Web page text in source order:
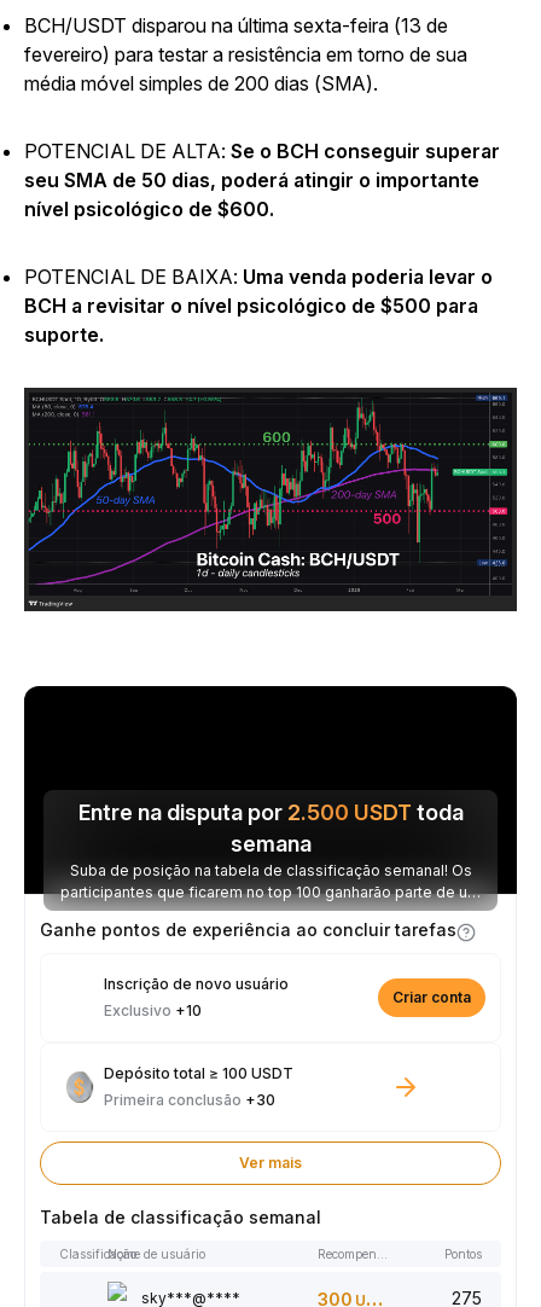
BCH/USDT disparou na última sexta-feira (13 de
fevereiro) para testar a resistência em torno de sua
média móvel simples de 200 dias (SMA).
POTENCIAL DE ALTA: Se o BCH conseguir superar
seu SMA de 50 dias, poderá atingir o importante
nível psicológico de $600.
POTENCIAL DE BAIXA: Uma venda poderia levar o
BCH a revisitar o nível psicológico de $500 para
suporte.
Entre na disputa por 2.500 USDT toda
semana
Suba de posição na tabela de classificação semanal! Os
participantes que ficarem no top 100 ganharão parte de um
prêmio de 2.500 USDT toda semana.
Ganhe pontos de experiência ao concluir tarefas
Inscrição de novo usuário
Exclusivo +10
Criar conta
Depósito total ≥ 100 USDT
Primeira conclusão +30
Ver mais
Tabela de classificação semanal
ClassificaçãoNome de usuário Pontos
sky***@**** 300 USDT 275